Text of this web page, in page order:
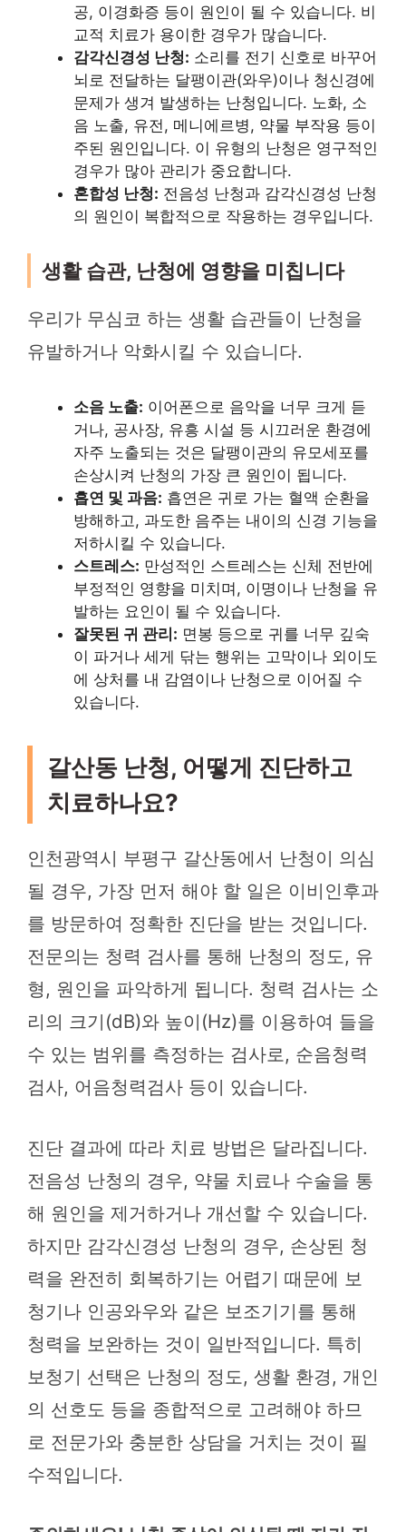
공, 이경화증 등이 원인이 될 수 있습니다. 비
교적 치료가 용이한 경우가 많습니다.
감각신경성 난청: 소리를 전기 신호로 바꾸어
뇌로 전달하는 달팽이관(와우)이나 청신경에
문제가 생겨 발생하는 난청입니다. 노화, 소
음 노출, 유전, 메니에르병, 약물 부작용 등이
주된 원인입니다. 이 유형의 난청은 영구적인
경우가 많아 관리가 중요합니다.
혼합성 난청: 전음성 난청과 감각신경성 난청
의 원인이 복합적으로 작용하는 경우입니다.
생활 습관, 난청에 영향을 미칩니다
우리가 무심코 하는 생활 습관들이 난청을
유발하거나 악화시킬 수 있습니다.
소음 노출: 이어폰으로 음악을 너무 크게 듣
거나, 공사장, 유흥 시설 등 시끄러운 환경에
자주 노출되는 것은 달팽이관의 유모세포를
손상시켜 난청의 가장 큰 원인이 됩니다.
흡연 및 과음: 흡연은 귀로 가는 혈액 순환을
방해하고, 과도한 음주는 내이의 신경 기능을
저하시킬 수 있습니다.
스트레스: 만성적인 스트레스는 신체 전반에
부정적인 영향을 미치며, 이명이나 난청을 유
발하는 요인이 될 수 있습니다.
잘못된 귀 관리: 면봉 등으로 귀를 너무 깊숙
이 파거나 세게 닦는 행위는 고막이나 외이도
에 상처를 내 감염이나 난청으로 이어질 수
있습니다.
갈산동 난청, 어떻게 진단하고
치료하나요?
인천광역시 부평구 갈산동에서 난청이 의심
될 경우, 가장 먼저 해야 할 일은 이비인후과
를 방문하여 정확한 진단을 받는 것입니다.
전문의는 청력 검사를 통해 난청의 정도, 유
형, 원인을 파악하게 됩니다. 청력 검사는 소
리의 크기(dB)와 높이(Hz)를 이용하여 들을
수 있는 범위를 측정하는 검사로, 순음청력
검사, 어음청력검사 등이 있습니다.
진단 결과에 따라 치료 방법은 달라집니다.
전음성 난청의 경우, 약물 치료나 수술을 통
해 원인을 제거하거나 개선할 수 있습니다.
하지만 감각신경성 난청의 경우, 손상된 청
력을 완전히 회복하기는 어렵기 때문에 보
청기나 인공와우와 같은 보조기기를 통해
청력을 보완하는 것이 일반적입니다. 특히
보청기 선택은 난청의 정도, 생활 환경, 개인
의 선호도 등을 종합적으로 고려해야 하므
로 전문가와 충분한 상담을 거치는 것이 필
수적입니다.